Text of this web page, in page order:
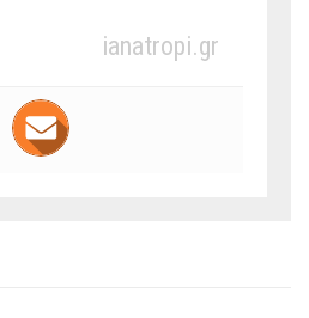
ianatropi.gr